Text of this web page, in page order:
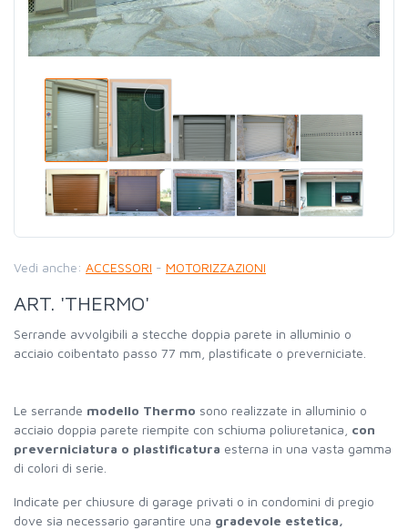
Vedi anche: ACCESSORI - MOTORIZZAZIONI
ART. 'THERMO'
Serrande avvolgibili a stecche doppia parete in alluminio o
acciaio coibentato passo 77 mm, plastificate o preverniciate.
Le serrande modello Thermo sono realizzate in alluminio o
acciaio doppia parete riempite con schiuma poliuretanica, con
preverniciatura o plastificatura esterna in una vasta gamma
di colori di serie.
Indicate per chiusure di garage privati o in condomini di pregio
dove sia necessario garantire una gradevole estetica,